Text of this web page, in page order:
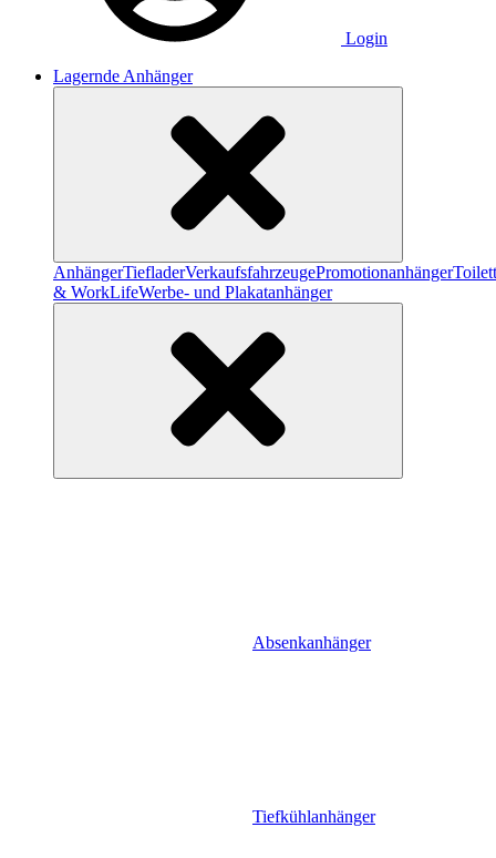
Login
Lagernde Anhänger
AnhängerTiefladerVerkaufsfahrzeugePromotionanhänger
& WorkLifeWerbe- und Plakatanhänger
Absenkanhänger
Tiefkühlanhänger